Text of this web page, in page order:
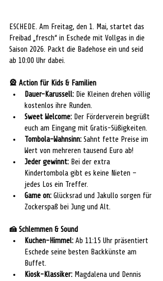
ESCHEDE. Am Freitag, den 1. Mai, startet das
Freibad „fresch“ in Eschede mit Vollgas in die
Saison 2026. Packt die Badehose ein und seid
ab 10:00 Uhr dabei.
🎡 Action für Kids & Familien
Dauer-Karussell: Die Kleinen drehen völlig
kostenlos ihre Runden.
Sweet Welcome: Der Förderverein begrüßt
euch am Eingang mit Gratis-Süßigkeiten.
Tombola-Wahnsinn: Sahnt fette Preise im
Wert von mehreren tausend Euro ab!
Jeder gewinnt: Bei der extra
Kindertombola gibt es keine Nieten –
jedes Los ein Treffer.
Game on: Glücksrad und Jakullo sorgen für
Zockerspaß bei Jung und Alt.
🍰 Schlemmen & Sound
Kuchen-Himmel: Ab 11:15 Uhr präsentiert
Eschede seine besten Backkünste am
Buffet.
Kiosk-Klassiker: Magdalena und Dennis